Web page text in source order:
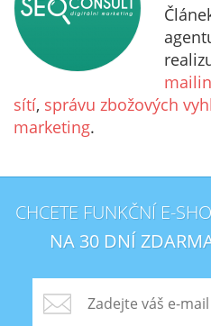
sítí, správu zbožových
marketing.
CHCETE FUNKČNÍ E-
NA 30 DNÍ